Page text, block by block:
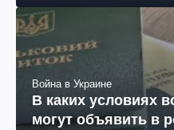
Война в Украине
В каких условиях
могут объявить в